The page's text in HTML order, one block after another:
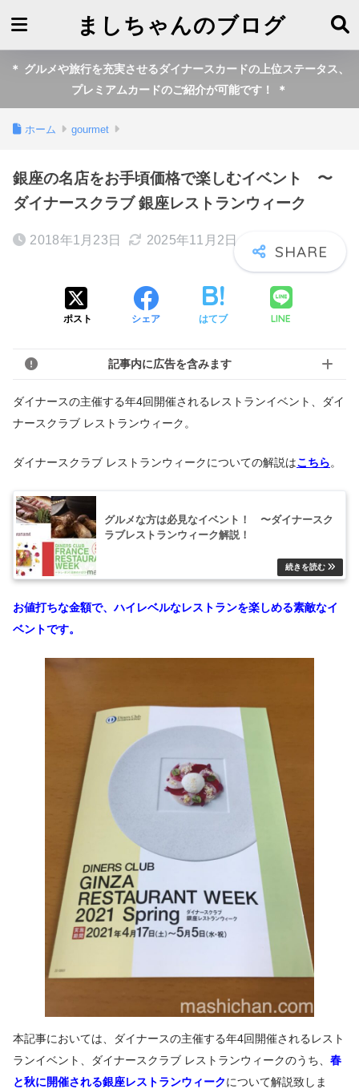
ましちゃんのブログ
＊ グルメや旅行を充実させるダイナースカードの上位ステータス、
プレミアムカードのご紹介が可能です！ ＊
ホーム gourmet
銀座の名店をお手頃価格で楽しむイベント 〜
ダイナースクラブ 銀座レストランウィーク
2018年1月23日 2025年11月2日
ポスト シェア はてブ LINE
記事内に広告を含みます
ダイナースの主催する年4回開催されるレストランイベント、ダイ
ナースクラブ レストランウィーク。
ダイナースクラブ レストランウィークについての解説はこちら。
グルメな方は必見なイベント！ 〜ダイナースク
ラブレストランウィーク解説！
お値打ちな金額で、ハイレベルなレストランを楽しめる素敵なイ
ベントです。
本記事においては、ダイナースの主催する年4回開催されるレスト
ランイベント、ダイナースクラブ レストランウィークのうち、 春
と秋に開催される銀座レストランウィークについて解説致しま